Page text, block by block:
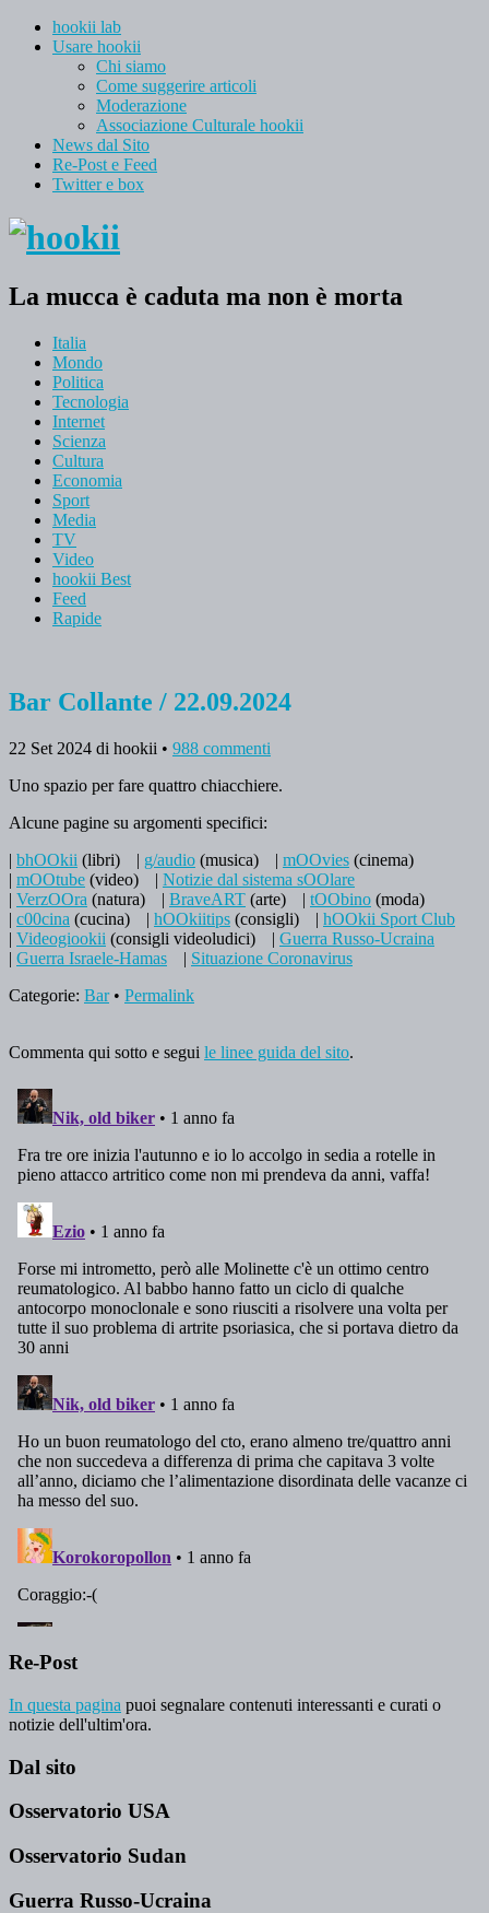
hookii lab
Usare hookii
Chi siamo
Come suggerire articoli
Moderazione
Associazione Culturale hookii
News dal Sito
Re-Post e Feed
Twitter e box
La mucca è caduta ma non è morta
Italia
Mondo
Politica
Tecnologia
Internet
Scienza
Cultura
Economia
Sport
Media
TV
Video
hookii Best
Feed
Rapide
Bar Collante / 22.09.2024
22 Set 2024 di hookii • 988 commenti
Uno spazio per fare quattro chiacchiere.
Alcune pagine su argomenti specifici:
| bhOOkii (libri) | g/audio (musica) | mOOvies (cinema)
| mOOtube (video) | Notizie dal sistema sOOlare
| VerzOOra (natura) | BraveART (arte) | tOObino (moda)
| c00cina (cucina) | hOOkiitips (consigli) | hOOkii Sport Club
| Videogiookii (consigli videoludici) | Guerra Russo-Ucraina
| Guerra Israele-Hamas | Situazione Coronavirus
Categorie: Bar• Permalink
Commenta qui sotto e segui le linee guida del sito.
Re-Post
In questa pagina puoi segnalare contenuti interessanti e curati o
notizie dell'ultim'ora.
Dal sito
Osservatorio USA
Osservatorio Sudan
Guerra Russo-Ucraina